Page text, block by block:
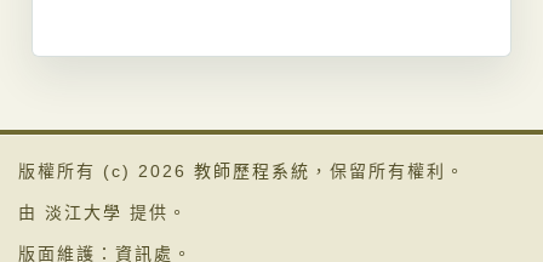
版權所有 (c) 2026 教師歷程系統 ，保留所有權利。
由 淡江大學 提供。
版面維護： 資訊處 。